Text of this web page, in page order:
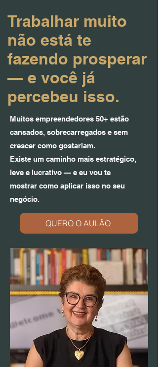
Trabalhar muito
não está te
fazendo prosperar
— e você já
percebeu isso.
Muitos empreendedores 50+ estão
cansados, sobrecarregados e sem
crescer como gostariam.
Existe um caminho mais estratégico,
leve e lucrativo — e eu vou te
mostrar como aplicar isso no seu
negócio.
QUERO O AULÃO